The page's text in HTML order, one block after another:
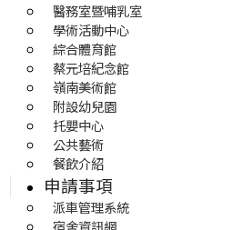
醫務室暨哺乳室
學術活動中心
綜合體育館
蔡元培紀念館
嶺南美術館
附設幼兒園
托嬰中心
公共藝術
餐飲介紹
申請事項
派車管理系統
宿舍資訊網